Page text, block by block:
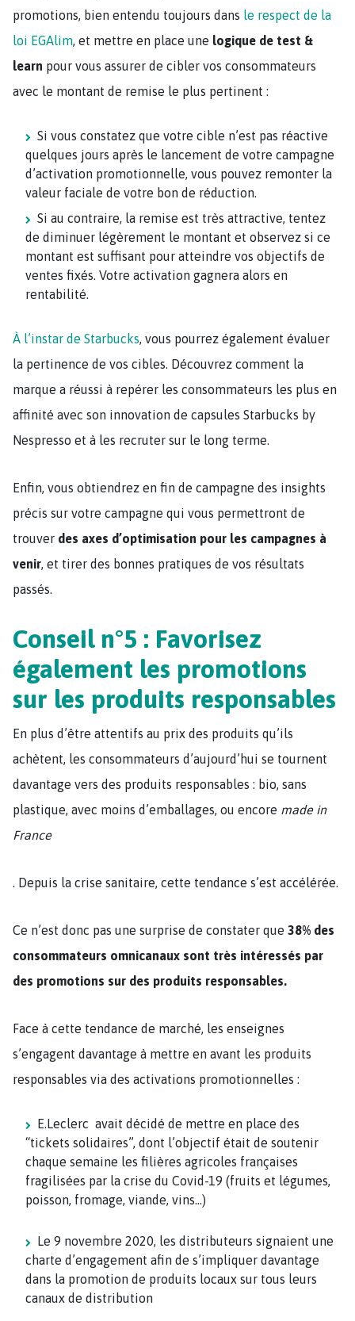
promotions, bien entendu toujours dans le respect de la
loi EGAlim, et mettre en place une logique de test &
learn pour vous assurer de cibler vos consommateurs
avec le montant de remise le plus pertinent :
Si vous constatez que votre cible n’est pas réactive
quelques jours après le lancement de votre campagne
d’activation promotionnelle, vous pouvez remonter la
valeur faciale de votre bon de réduction.
Si au contraire, la remise est très attractive, tentez
de diminuer légèrement le montant et observez si ce
montant est suffisant pour atteindre vos objectifs de
ventes fixés. Votre activation gagnera alors en
rentabilité.
À l’instar de Starbucks, vous pourrez également évaluer
la pertinence de vos cibles. Découvrez comment la
marque a réussi à repérer les consommateurs les plus en
affinité avec son innovation de capsules Starbucks by
Nespresso et à les recruter sur le long terme.
Enfin, vous obtiendrez en fin de campagne des insights
précis sur votre campagne qui vous permettront de
trouver des axes d’optimisation pour les campagnes à
venir, et tirer des bonnes pratiques de vos résultats
passés.
Conseil n°5 : Favorisez
également les promotions
sur les produits responsables
En plus d’être attentifs au prix des produits qu’ils
achètent, les consommateurs d’aujourd’hui se tournent
davantage vers des produits responsables : bio, sans
plastique, avec moins d’emballages, ou encore made in
France
. Depuis la crise sanitaire, cette tendance s’est accélérée.
Ce n’est donc pas une surprise de constater que 38% des
consommateurs omnicanaux sont très intéressés par
des promotions sur des produits responsables.
Face à cette tendance de marché, les enseignes
s’engagent davantage à mettre en avant les produits
responsables via des activations promotionnelles :
E.Leclerc avait décidé de mettre en place des
“tickets solidaires”, dont l’objectif était de soutenir
chaque semaine les filières agricoles françaises
fragilisées par la crise du Covid-19 (fruits et légumes,
poisson, fromage, viande, vins…)
Le 9 novembre 2020, les distributeurs signaient une
charte d’engagement afin de s’impliquer davantage
dans la promotion de produits locaux sur tous leurs
canaux de distribution